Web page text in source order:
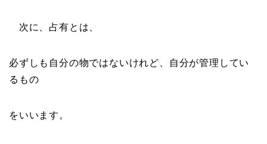
次に、占有とは、
必ずしも自分の物ではないけれど、自分が管理してい
るもの
をいいます。